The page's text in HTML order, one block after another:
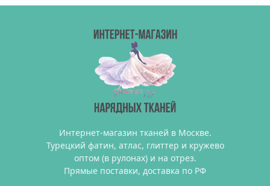
Интернет-магазин тканей в Москве.
Турецкий фатин, атлас, глиттер и кружево
оптом (в рулонах) и на отрез.
Прямые поставки, доставка по РФ